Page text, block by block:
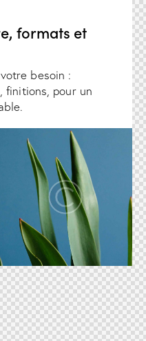
formats et
besoin :
finitions, pour un